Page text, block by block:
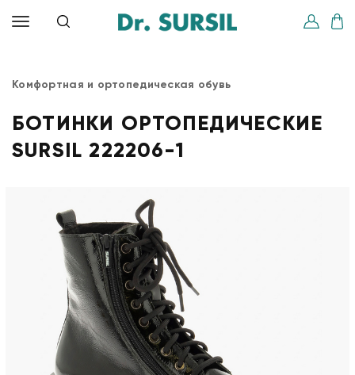
Комфортная и ортопедическая обувь
БОТИНКИ ОРТОПЕДИЧЕСКИЕ
SURSIL 222206-1